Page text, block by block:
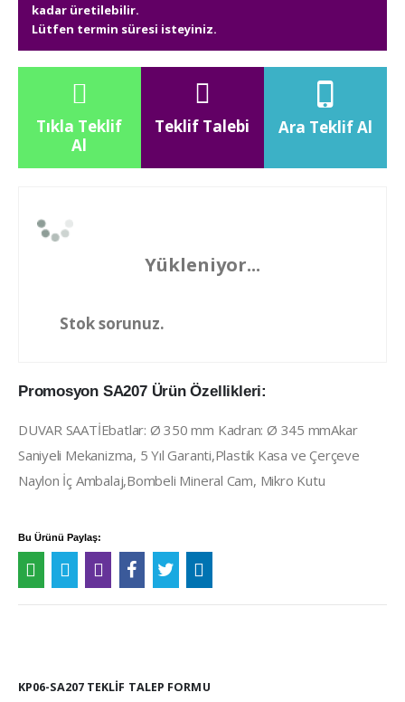
kadar üretilebilir.
Lütfen termin süresi isteyiniz.
Tıkla Teklif
Al
Teklif Talebi Ara Teklif Al
Yükleniyor...
Stok sorunuz.
Promosyon SA207 Ürün Özellikleri:
DUVAR SAATİEbatlar: Ø 350 mm Kadran: Ø 345 mmAkar
Saniyeli Mekanizma, 5 Yıl Garanti,Plastik Kasa ve Çerçeve
Naylon İç Ambalaj,Bombeli Mineral Cam, Mikro Kutu
Bu Ürünü Paylaş:
KP06-SA207 TEKLIF TALEP FORMU